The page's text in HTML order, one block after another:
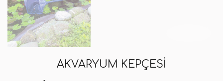
AKVARYUM KEPÇESI